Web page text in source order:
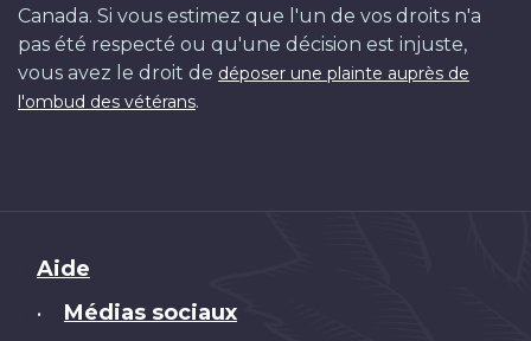
Canada. Si vous estimez que l'un de vos droits n'a
pas été respecté ou qu'une décision est injuste,
vous avez le droit de déposer une plainte auprès de
l'ombud des vétérans.
Brand
Aide
• Médias sociaux